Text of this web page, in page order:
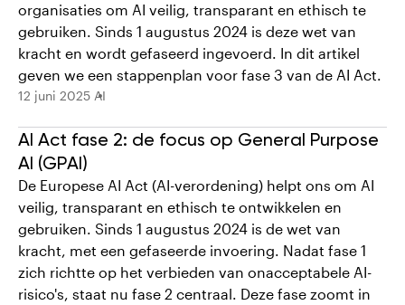
organisaties om AI veilig, transparant en ethisch te
gebruiken. Sinds 1 augustus 2024 is deze wet van
kracht en wordt gefaseerd ingevoerd. In dit artikel
geven we een stappenplan voor fase 3 van de AI Act.
12 juni 2025 AI
AI Act fase 2: de focus op General Purpose
AI (GPAI)
De Europese AI Act (AI-verordening) helpt ons om AI
veilig, transparant en ethisch te ontwikkelen en
gebruiken. Sinds 1 augustus 2024 is de wet van
kracht, met een gefaseerde invoering. Nadat fase 1
zich richtte op het verbieden van onacceptabele AI-
risico's, staat nu fase 2 centraal. Deze fase zoomt in